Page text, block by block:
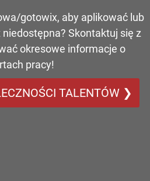
gotowix, aby aplikować lub
Skontaktuj się z
okresowe informacje o
pracy!
TALENTÓW ❯